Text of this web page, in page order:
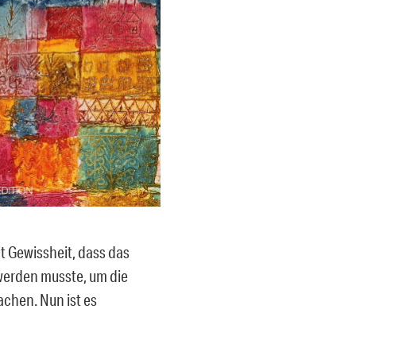
Gewissheit, dass das
musste, um die
Nun ist es